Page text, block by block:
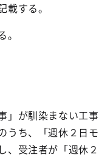
する。
が馴染まない工事
ち、「週休２日
受注者が「週休